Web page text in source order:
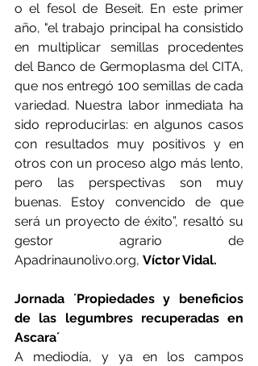
o el fesol de Beseit. En este primer
año, "el trabajo principal ha consistido
en multiplicar semillas procedentes
del Banco de Germoplasma del CITA,
que nos entregó 100 semillas de cada
variedad. Nuestra labor inmediata ha
sido reproducirlas: en algunos casos
con resultados muy positivos y en
otros con un proceso algo más lento,
pero las perspectivas son muy
buenas. Estoy convencido de que
será un proyecto de éxito”, resaltó su
Apadrinaunolivo.org, Víctor Vidal.
Jornada ´Propiedades y beneficios
de las legumbres recuperadas en
Ascara´
A mediodía, y ya en los campos